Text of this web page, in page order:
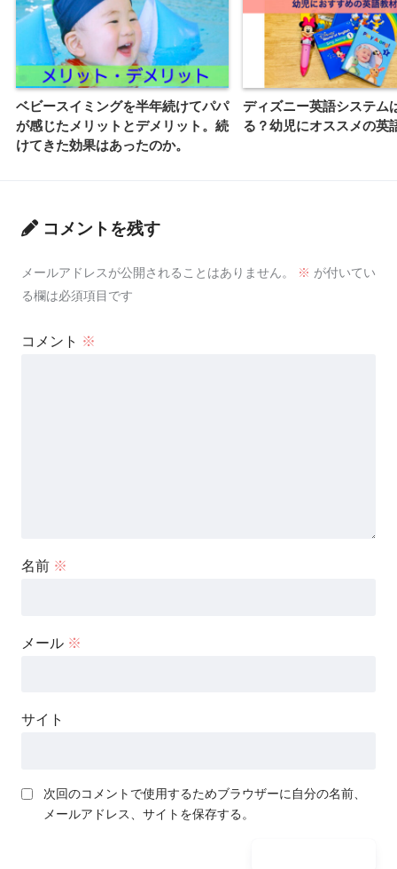
ベビースイミングを半年続けてパパ
が感じたメリットとデメリット。続
けてきた効果はあったのか。
ディズニー英語システム
る？幼児にオススメの
コメントを残す
メールアドレスが公開されることはありません。 ※ が付いてい
る欄は必須項目です
コメント ※
名前 ※
メール ※
サイト
次回のコメントで使用するためブラウザーに自分の名前、
メールアドレス、サイトを保存する。